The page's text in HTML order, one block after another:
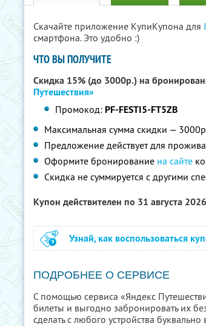
Скачайте приложение КупиКупона для
смартфона. Это удобно :)
ЧТО ВЫ ПОЛУЧИТЕ
Скидка 15% (до 3000р.) на
Путешествия»
Промокод: PF-FESTI5-FT5ZB
Максимальная сумма скидки —
Предложение действует для
Оформите бронирование на сайте
Скидка не суммируется с другими
Купон действителен по 31 августа
Узнай, как воспользоваться
ПОДРОБНЕЕ О СЕРВИСЕ
С помощью сервиса «Яндекс
билеты и выгодно забронировать их
сделать с любого устройства